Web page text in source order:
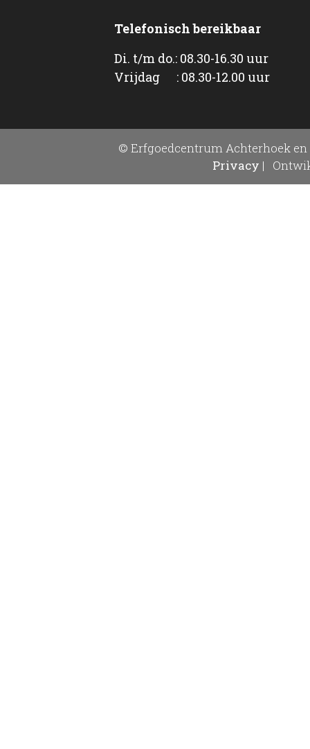
Telefonisch bereikbaar
Di. t/m do.: 08.30-16.30 uur
Vrijdag : 08.30-12.00 uur
© Erfgoedcentrum Achterhoek en
Privacy |